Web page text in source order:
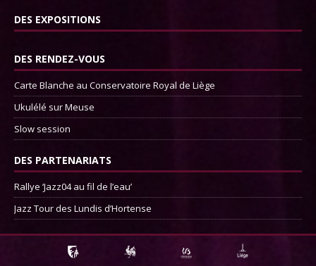
DES EXPOSITIONS
DES RENDEZ-VOUS
Carte Blanche au Conservatoire Royal de Liège
Ukulélé sur Meuse
Slow session
DES PARTENARIATS
Rallye ‘Jazz04 au fil de l’eau’
Jazz Tour des Lundis d’Hortense